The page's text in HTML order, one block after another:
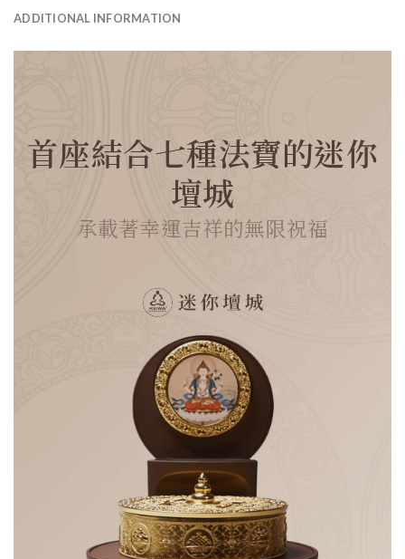
ADDITIONAL INFORMATION
首座結合七種法寶的迷你
壇城
承載著幸運吉祥的無限祝福